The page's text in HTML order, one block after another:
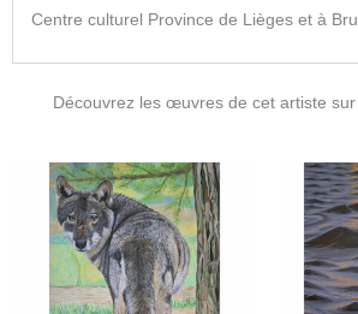
Centre culturel Province de Lièges et à
Découvrez les œuvres de cet artiste